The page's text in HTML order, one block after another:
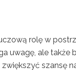
rolę w
uwagę, ale także
szansę